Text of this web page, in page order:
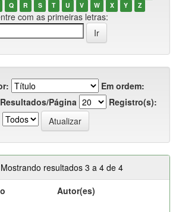
Q R S T U V W X Y Z
com as primeiras letras:
Em ordem:
Resultados/Página
Registro(s):
Mostrando resultados 3 a 4 de 4
Autor(es)